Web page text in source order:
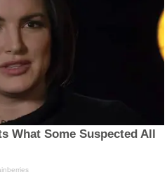
What Some Suspected All